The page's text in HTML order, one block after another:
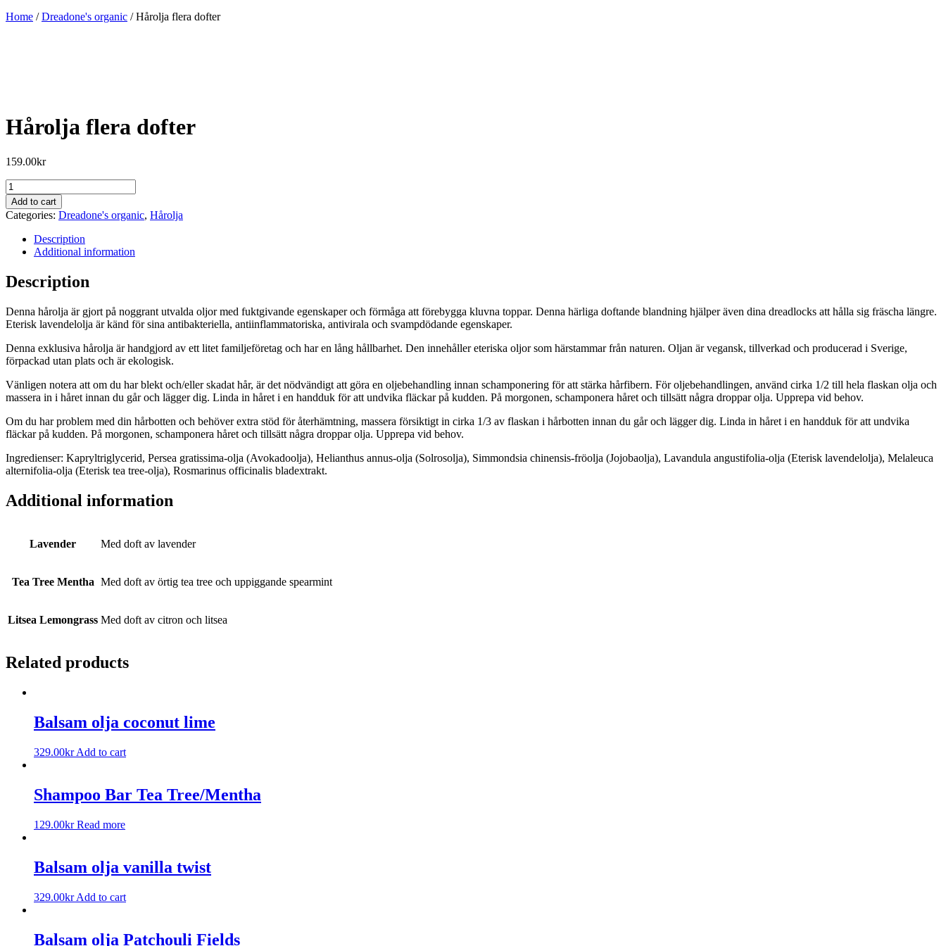
Home /Dreadone's organic / Hårolja flera dofter
Hårolja flera dofter
159.00kr
Hårolja
flera
dofter
quantity
Add to cart
Categories: Dreadone's organic, Hårolja
Description
Additional information
Description
Denna hårolja är gjort på noggrant utvalda oljor med fuktgivande egenskaper och förmåga att förebygga kluvna toppar. Denna härliga doftande blandning hjälper även dina dreadlocks att hålla sig fräscha längre.
Eterisk lavendelolja är känd för sina antibakteriella, antiinflammatoriska, antivirala och svampdödande egenskaper.
Denna exklusiva hårolja är handgjord av ett litet familjeföretag och har en lång hållbarhet. Den innehåller eteriska oljor som härstammar från naturen. Oljan är vegansk, tillverkad och producerad i Sverige,
förpackad utan plats och är ekologisk.
Vänligen notera att om du har blekt och/eller skadat hår, är det nödvändigt att göra en oljebehandling innan schamponering för att stärka hårfibern. För oljebehandlingen, använd cirka 1/2 till hela flaskan olja och
massera in i håret innan du går och lägger dig. Linda in håret i en handduk för att undvika fläckar på kudden. På morgonen, schamponera håret och tillsätt några droppar olja. Upprepa vid behov.
Om du har problem med din hårbotten och behöver extra stöd för återhämtning, massera försiktigt in cirka 1/3 av flaskan i hårbotten innan du går och lägger dig. Linda in håret i en handduk för att undvika
fläckar på kudden. På morgonen, schamponera håret och tillsätt några droppar olja. Upprepa vid behov.
Ingredienser: Kapryltriglycerid, Persea gratissima-olja (Avokadoolja), Helianthus annus-olja (Solrosolja), Simmondsia chinensis-fröolja (Jojobaolja), Lavandula angustifolia-olja (Eterisk lavendelolja), Melaleuca
alternifolia-olja (Eterisk tea tree-olja), Rosmarinus officinalis bladextrakt.
Additional information
Lavender Med doft av lavender
Tea Tree Mentha Med doft av örtig tea tree och uppiggande spearmint
Litsea Lemongrass Med doft av citron och litsea
Related products
Balsam olja coconut lime
329.00kr Add to cart
Shampoo Bar Tea Tree/Mentha
129.00kr Read more
Balsam olja vanilla twist
329.00kr Add to cart
Balsam olja Patchouli Fields